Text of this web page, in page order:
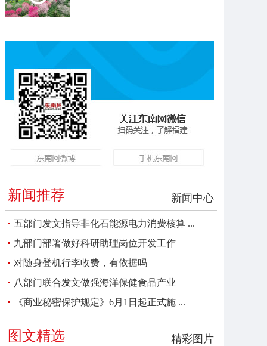
新闻中心
新闻推荐
五部门发文指导非化石能源电力消费核算 ...
九部门部署做好科研助理岗位开发工作
对随身登机行李收费，有依据吗
八部门联合发文做强海洋保健食品产业
《商业秘密保护规定》6月1日起正式施 ...
精彩图片
图文精选